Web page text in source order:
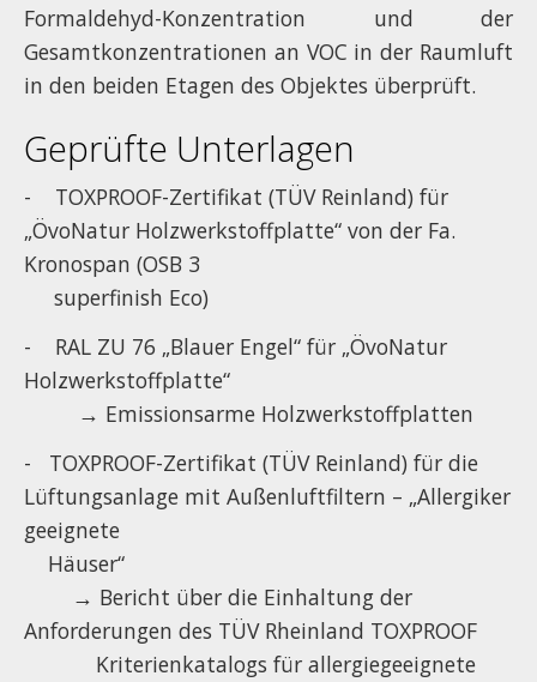
Formaldehyd-Konzentration und der
Gesamtkonzentrationen an VOC in der Raumluft
in den beiden Etagen des Objektes überprüft.
Geprüfte Unterlagen
- TOXPROOF-Zertifikat (TÜV Reinland) für
„ÖvoNatur Holzwerkstoffplatte“ von der Fa.
Kronospan (OSB 3
superfinish Eco)
- RAL ZU 76 „Blauer Engel“ für „ÖvoNatur
Holzwerkstoffplatte“
→ Emissionsarme Holzwerkstoffplatten
- TOXPROOF-Zertifikat (TÜV Reinland) für die
Lüftungsanlage mit Außenluftfiltern – „Allergiker
geeignete
Häuser“
→ Bericht über die Einhaltung der
Anforderungen des TÜV Rheinland TOXPROOF
Kriterienkatalogs für allergiegeeignete